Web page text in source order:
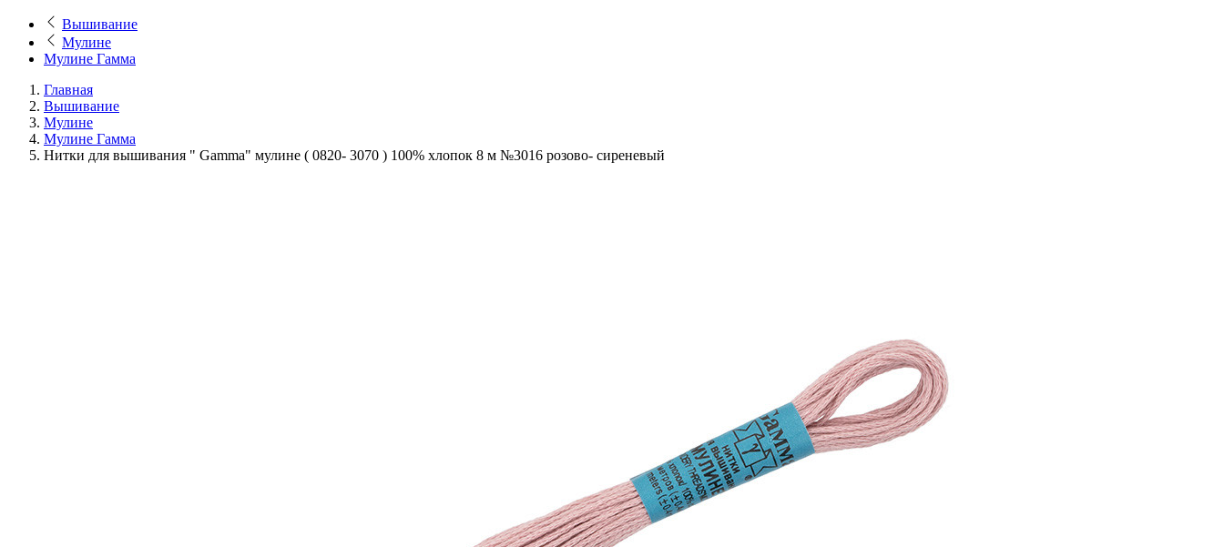
Вышивание
Мулине
Мулине Гамма
Главная
Вышивание
Мулине
Мулине Гамма
Нитки для вышивания " Gamma" мулине ( 0820- 3070 ) 100% хлопок 8 м №3016 розово- сиреневый